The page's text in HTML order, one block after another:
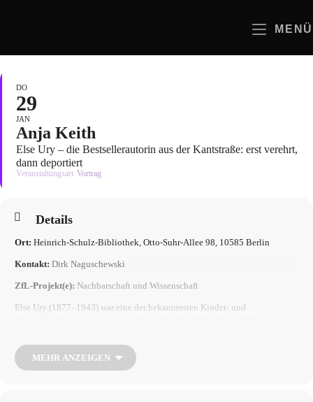
MENÜ
DO
29
JAN
Anja Keith
Else Ury – die Bestsellerautorin aus der Kantstraße: erst verehrt,
dann deportiert
Veranstaltungsart Vortrag
Details
Ort: Heinrich-Schulz-Bibliothek, Otto-Suhr-Allee 98, 10585 Berlin
Kontakt: Dirk Naguschewski
ZfL-Projekt(e): Nachbarschaft und Wissenschaft
Else Ury (1877–1943) war eine der bekanntesten Kinder- und
Leserinnen. In vielen ihrer Geschichten erzählt sie vom Aufbruch junger
Frauen, vom Glauben an den Fortschritt, von der Suche nach einem Platz in
einer sich wandelnden Welt und dokumentiert so die Brüche und
MEHR ANZEIGEN